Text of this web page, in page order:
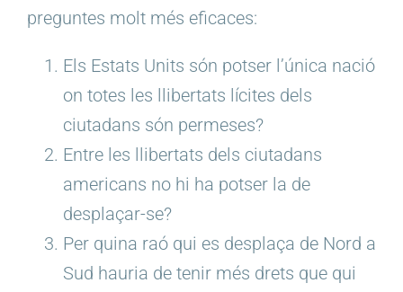
preguntes molt més eficaces:
Els Estats Units són potser l’única nació
on totes les llibertats lícites dels
ciutadans són permeses?
Entre les llibertats dels ciutadans
americans no hi ha potser la de
desplaçar-se?
Per quina raó qui es desplaça de Nord a
Sud hauria de tenir més drets que qui